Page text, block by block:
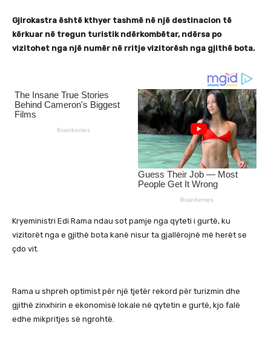
Gjirokastra është kthyer tashmë në një destinacion të
kërkuar në tregun turistik ndërkombëtar, ndërsa po
vizitohet nga një numër në rritje vizitorësh nga gjithë bota.
Kryeministri Edi Rama ndau sot pamje nga qyteti i gurtë, ku
vizitorët nga e gjithë bota kanë nisur ta gjallërojnë më herët se
çdo vit.
Rama u shpreh optimist për një tjetër rekord për turizmin dhe
gjithë zinxhirin e ekonomisë lokale në qytetin e gurtë, kjo falë
edhe mikpritjes së ngrohtë.